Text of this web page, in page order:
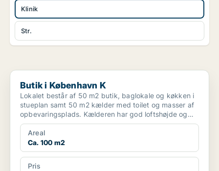
Klinik
Str.
Butik i København K
Butik i København K
Lokalet består af 50 m2 butik, baglokale og køkken i
stueplan samt 50 m2 kælder med toilet og masser af
opbevaringsplads. Kælderen har god loftshøjde og
der ...
Areal
Ca. 100 m2
Pris